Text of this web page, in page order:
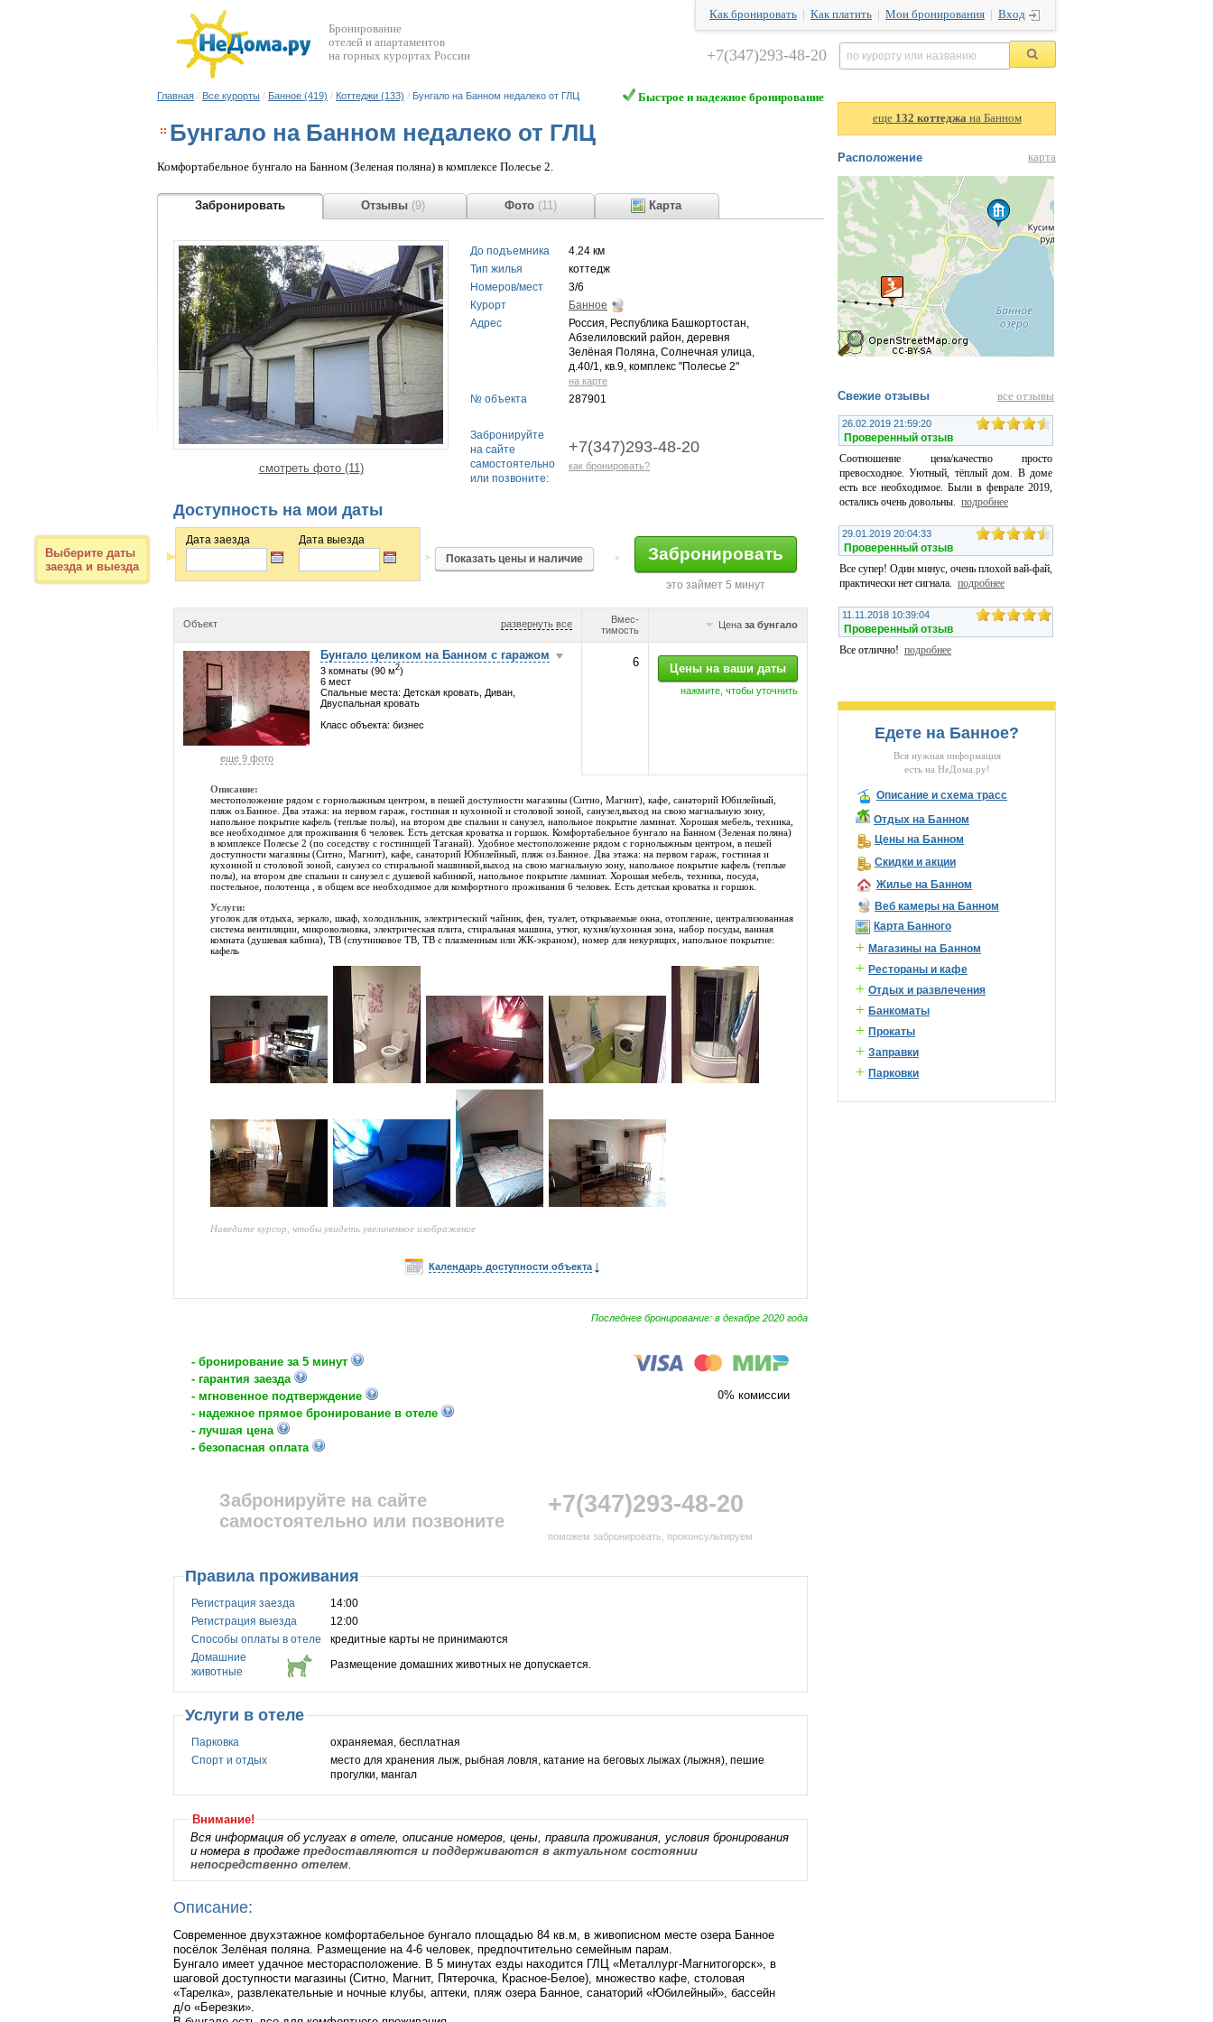
Бронирование
отелей и апартаментов
на горных курортах России
Как бронировать Как платить Мои бронирования Вход
+7(347)293-48-20
Главная / Все курорты / Банное (419) / Коттеджи (133) / Бунгало на Банном недалеко от ГЛЦ Быстрое и надежное бронирование
Бунгало на Банном недалеко от ГЛЦ
Комфортабельное бунгало на Банном (Зеленая поляна) в комплексе Полесье 2.
Забронировать Отзывы (9) Фото (11) Карта
смотреть фото (11)
До подъемника
4.24 км
Тип жилья
коттедж
Номеров/мест
3/6
Курорт
Банное
Адрес
Россия, Республика Башкортостан,
Абзелиловский район, деревня
Зелёная Поляна, Солнечная улица,
д.40/1, кв.9, комплекс "Полесье 2"
на карте
№ объекта 287901
Забронируйте
на сайте
самостоятельно
или позвоните:
+7(347)293-48-20
как бронировать?
Доступность на мои даты
Выберите даты
заезда и выезда
Дата заезда Дата выезда
> >
это займет 5 минут
развернуть все
Объект
Вмес-
тимость
Цена за бунгало
еще 9 фото
Бунгало целиком на Банном с гаражом
3 комнаты (90 м2)
6 мест
Спальные места: Детская кровать, Диван,
Двуспальная кровать
Класс объекта: бизнес
6
нажмите, чтобы уточнить
Описание:
местоположение рядом с горнолыжным центром, в пешей доступности магазины (Ситно, Магнит), кафе, санаторий Юбилейный,
пляж оз.Банное. Два этажа: на первом гараж, гостиная и кухонной и столовой зоной, санузел,выход на свою магнальную зону,
напольное покрытие кафель (теплые полы), на втором две спальни и санузел, напольное покрытие ламинат. Хорошая мебель, техника,
все необходимое для проживания 6 человек. Есть детская кроватка и горшок. Комфортабельное бунгало на Банном (Зеленая поляна)
в комплексе Полесье 2 (по соседству с гостиницей Таганай). Удобное местоположение рядом с горнолыжным центром, в пешей
доступности магазины (Ситно, Магнит), кафе, санаторий Юбилейный, пляж оз.Банное. Два этажа: на первом гараж, гостиная и
кухонной и столовой зоной, санузел со стиральной машинкой,выход на свою магнальную зону, напольное покрытие кафель (теплые
полы), на втором две спальни и санузел с душевой кабинкой, напольное покрытие ламинат. Хорошая мебель, техника, посуда,
постельное, полотенца , в общем все необходимое для комфортного проживания 6 человек. Есть детская кроватка и горшок.
Услуги:
уголок для отдыха, зеркало, шкаф, холодильник, электрический чайник, фен, туалет, открываемые окна, отопление, централизованная
система вентиляции, микроволновка, электрическая плита, стиральная машина, утюг, кухня/кухонная зона, набор посуды, ванная
комната (душевая кабина), ТВ (cпутниковое ТВ, ТВ с плазменным или ЖК-экраном), номер для некурящих, напольное покрытие:
кафель
Наведите курсор, чтобы увидеть увеличенное изображение
Календарь доступности объекта
Последнее бронирование: в декабре 2020 года
0% комиссии
- бронирование за 5 минут
- гарантия заезда
- мгновенное подтверждение
- надежное прямое бронирование в отеле
- лучшая цена
- безопасная оплата
+7(347)293-48-20
поможем забронировать, проконсультируем
Забронируйте на сайте
самостоятельно или позвоните
Правила проживания
Регистрация заезда
14:00
Регистрация выезда
12:00
Способы оплаты в отеле
кредитные карты не принимаются
Домашние
животные
Размещение домашних животных не допускается.
Услуги в отеле
Парковка
охраняемая, бесплатная
Спорт и отдых
место для хранения лыж, рыбная ловля, катание на беговых лыжах (лыжня), пешие
прогулки, мангал
Внимание!
Вся информация об услугах в отеле, описание номеров, цены, правила проживания, условия бронирования
и номера в продаже предоставляются и поддерживаются в актуальном состоянии
непосредственно отелем.
Описание:
Современное двухэтажное комфортабельное бунгало площадью 84 кв.м, в живописном месте озера Банное
посёлок Зелёная поляна. Размещение на 4-6 человек, предпочтительно семейным парам.
Бунгало имеет удачное месторасположение. В 5 минутах езды находится ГЛЦ «Металлург-Магнитогорск», в
шаговой доступности магазины (Ситно, Магнит, Пятерочка, Красное-Белое), множество кафе, столовая
«Тарелка», развлекательные и ночные клубы, аптеки, пляж озера Банное, санаторий «Юбилейный», бассейн
д/о «Березки».
еще 132 коттеджа на Банном
Расположение карта
Свежие отзывы все отзывы
26.02.2019 21:59:20
Проверенный отзыв
Соотношение цена/качество просто
превосходное. Уютный, тёплый дом. В доме
есть все необходимое. Были в феврале 2019,
остались очень довольны. подробнее
29.01.2019 20:04:33
Проверенный отзыв
Все супер! Один минус, очень плохой вай-фай,
практически нет сигнала. подробнее
11.11.2018 10:39:04
Проверенный отзыв
Все отлично! подробнее
Едете на Банное?
Вся нужная информация
есть на НеДома.ру!
Описание и схема трасс
Отдых на Банном
Цены на Банном
Скидки и акции
Жилье на Банном
Веб камеры на Банном
Карта Банного
+ Магазины на Банном
+ Рестораны и кафе
+ Отдых и развлечения
+ Банкоматы
+ Прокаты
+ Заправки
+ Парковки